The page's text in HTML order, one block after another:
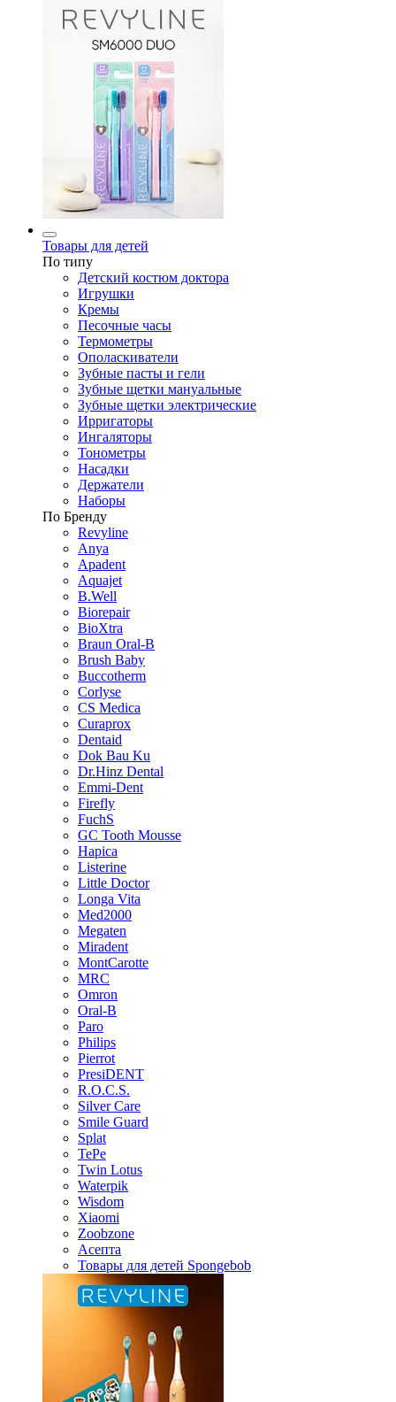
Товары для детей
По типу
Детский костюм доктора
Игрушки
Кремы
Песочные часы
Термометры
Ополаскиватели
Зубные пасты и гели
Зубные щетки мануальные
Зубные щетки электрические
Ирригаторы
Ингаляторы
Тонометры
Насадки
Держатели
Наборы
По Бренду
Revyline
Anya
Apadent
Aquajet
B.Well
Biorepair
BioXtra
Braun Oral-B
Brush Baby
Buccotherm
Corlyse
CS Medica
Curaprox
Dentaid
Dok Bau Ku
Dr.Hinz Dental
Emmi-Dent
Firefly
FuchS
GC Tooth Mousse
Hapica
Listerine
Little Doctor
Longa Vita
Med2000
Megaten
Miradent
MontCarotte
MRC
Omron
Oral-B
Paro
Philips
Pierrot
PresiDENT
R.O.C.S.
Silver Care
Smile Guard
Splat
TePe
Twin Lotus
Waterpik
Wisdom
Xiaomi
Zoobzone
Асепта
Товары для детей Spongebob